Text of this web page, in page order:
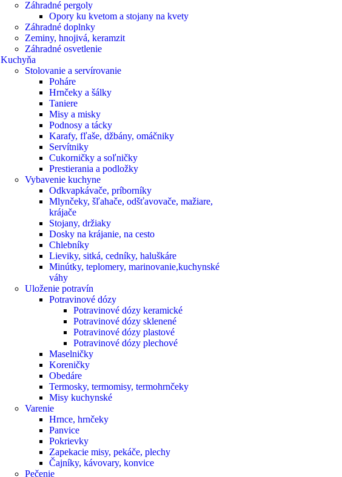
Záhradné pergoly
Opory ku kvetom a stojany na kvety
Záhradné doplnky
Zeminy, hnojivá, keramzit
Záhradné osvetlenie
Kuchyňa
Stolovanie a servírovanie
Poháre
Hrnčeky a šálky
Taniere
Misy a misky
Podnosy a tácky
Karafy, fľaše, džbány, omáčniky
Servítniky
Cukorničky a soľničky
Prestierania a podložky
Vybavenie kuchyne
Odkvapkávače, príborníky
Mlynčeky, šľahače, odšťavovače, mažiare,
krájače
Stojany, držiaky
Dosky na krájanie, na cesto
Chlebníky
Lieviky, sitká, cedníky, haluškáre
Minútky, teplomery, marinovanie,kuchynské
váhy
Uloženie potravín
Potravinové dózy
Potravinové dózy keramické
Potravinové dózy sklenené
Potravinové dózy plastové
Potravinové dózy plechové
Maselničky
Koreničky
Obedáre
Termosky, termomisy, termohrnčeky
Misy kuchynské
Varenie
Hrnce, hrnčeky
Panvice
Pokrievky
Zapekacie misy, pekáče, plechy
Čajníky, kávovary, konvice
Pečenie